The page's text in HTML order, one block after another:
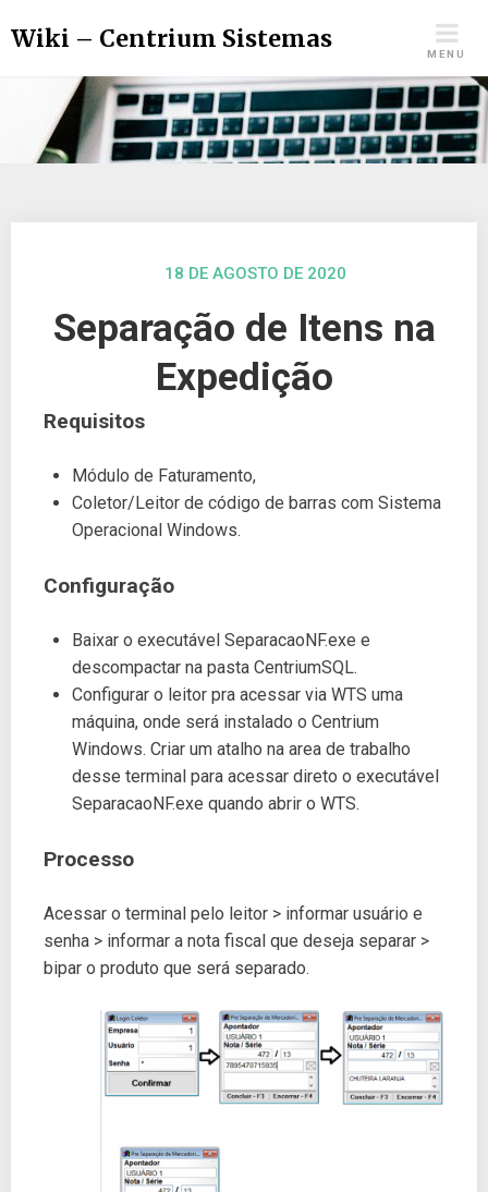
Wiki – Centrium Sistemas
MENU
18 DE AGOSTO DE 2020
Separação de Itens na
Expedição
Requisitos
Módulo de Faturamento,
Coletor/Leitor de código de barras com Sistema
Operacional Windows.
Configuração
Baixar o executável SeparacaoNF.exe e
descompactar na pasta CentriumSQL.
Configurar o leitor pra acessar via WTS uma
máquina, onde será instalado o Centrium
Windows. Criar um atalho na area de trabalho
desse terminal para acessar direto o executável
SeparacaoNF.exe quando abrir o WTS.
Processo
Acessar o terminal pelo leitor > informar usuário e
senha > informar a nota fiscal que deseja separar >
bipar o produto que será separado.